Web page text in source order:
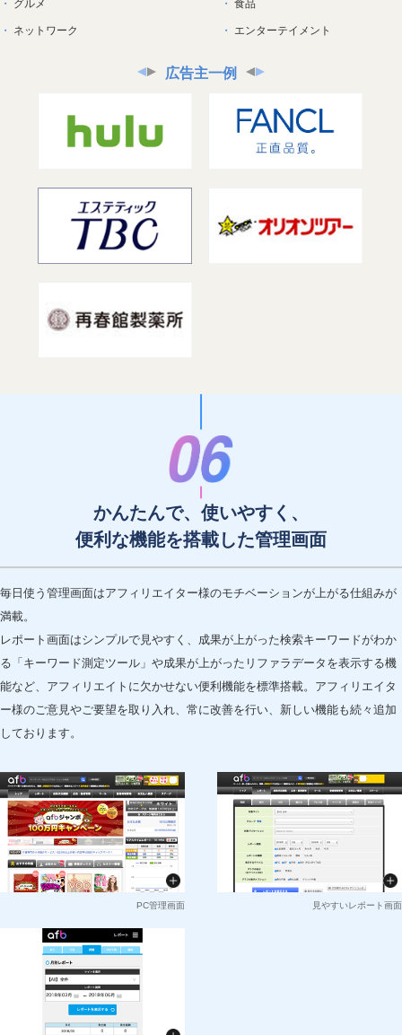
グルメ
ネットワーク
食品
エンターテイメント
広告主一例
かんたんで、使いやすく、
便利な機能を搭載した管理画面
毎日使う管理画面はアフィリエイター様のモチベーションが上がる仕組みが
満載。
レポート画面はシンプルで見やすく、成果が上がった検索キーワードがわか
る「キーワード測定ツール」や成果が上がったリファラデータを表示する機
能など、アフィリエイトに欠かせない便利機能を標準搭載。アフィリエイタ
ー様のご意見やご要望を取り入れ、常に改善を行い、新しい機能も続々追加
しております。
PC管理画面 見やすいレポート画面